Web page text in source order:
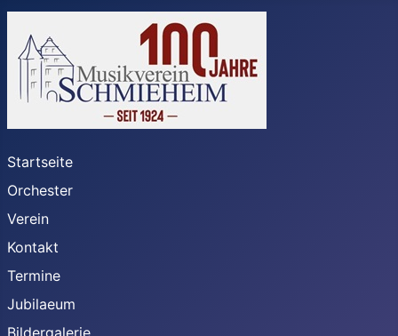
Startseite
Orchester
Verein
Kontakt
Termine
Jubilaeum
Bildergalerie